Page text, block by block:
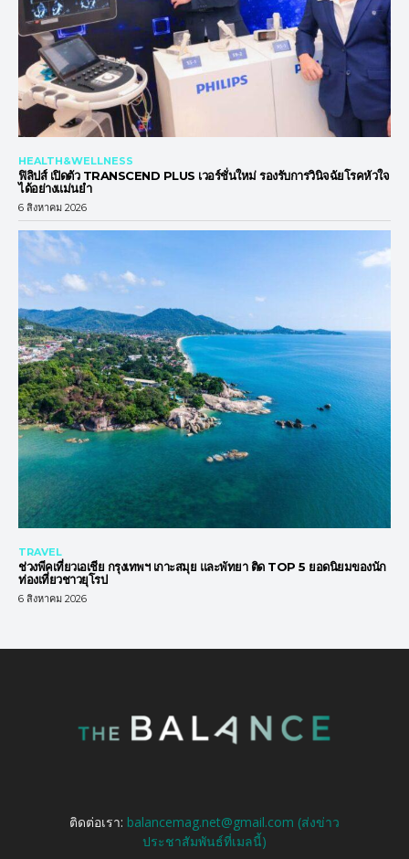
HEALTH&WELLNESS
ฟิลิปส์ เปิดตัว TRANSCEND PLUS เวอร์ชั่นใหม่ รองรับการวินิจฉัยโรคหัวใจ
ได้อย่างแม่นยำ
6 สิงหาคม 2026
TRAVEL
ช่วงพีคเที่ยวเอเชีย กรุงเทพฯ เกาะสมุย และพัทยา ติด TOP 5 ยอดนิยมของนัก
ท่องเที่ยวชาวยุโรป
6 สิงหาคม 2026
ติดต่อเรา: balancemag.net@gmail.com (ส่งข่าว
ประชาสัมพันธ์ที่เมลนี้)